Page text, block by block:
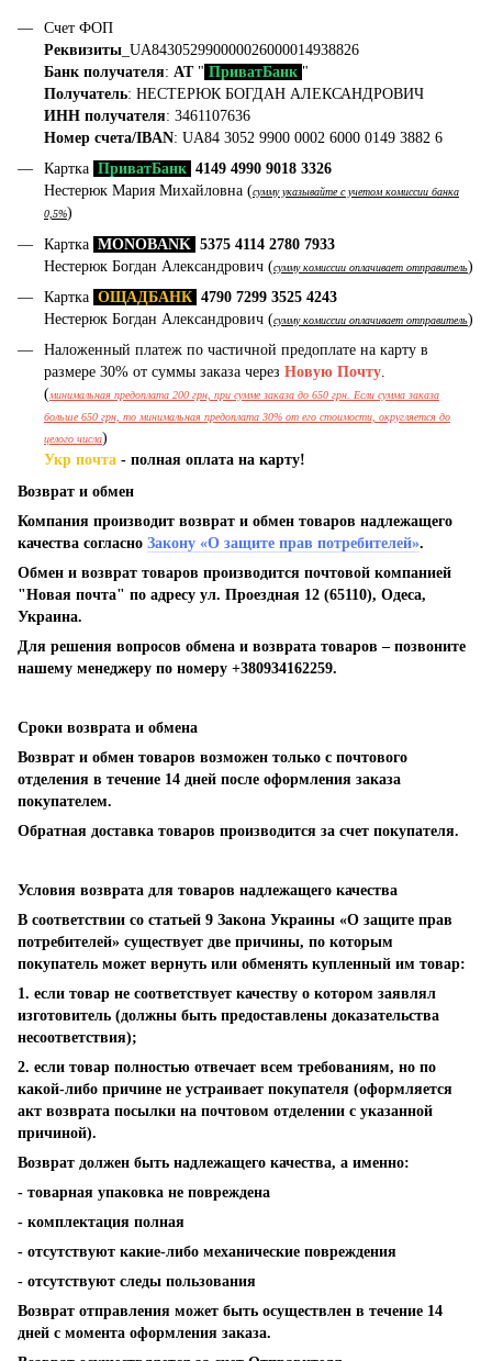
Счет ФОП
Реквизиты _UA843052990000026000014938826
Банк получателя: АТ" ПриватБанк "
Получатель: НЕСТЕРЮК БОГДАН АЛЕКСАНДРОВИЧ
ИНН получателя: 3461107636
Номер счета/IBAN: UA84 3052 9900 0002 6000 0149 3882 6
Картка ПриватБанк 4149 4990 9018 3326
Нестерюк Мария Михайловна (сумму указывайте с учетом комиссии банка
0,5%)
Картка MONOBANK 5375 4114 2780 7933
Нестерюк Богдан Александрович (сумму комиссии оплачивает отправитель)
Картка ОЩАДБАНК 4790 7299 3525 4243
Нестерюк Богдан Александрович (сумму комиссии оплачивает отправитель)
Наложенный платеж по частичной предоплате на карту в
размере 30% от суммы заказа через Новую Почту.
(минимальная предоплата 200 грн, при сумме заказа до 650 грн. Если сумма заказа
больше 650 грн, то минимальная предоплата 30% от его стоимости, округляется до
целого числа)
Укр почта - полная оплата на карту!
Возврат и обмен
Компания производит возврат и обмен товаров надлежащего
качества согласно Закону «О защите прав потребителей».
Обмен и возврат товаров производится почтовой компанией
"Новая почта" по адресу ул. Проездная 12 (65110), Одеса,
Украина.
Для решения вопросов обмена и возврата товаров – позвоните
нашему менеджеру по номеру +380934162259.
Сроки возврата и обмена
Возврат и обмен товаров возможен только с почтового
отделения в течение 14 дней после оформления заказа
покупателем.
Обратная доставка товаров производится за счет покупателя.
Условия возврата для товаров надлежащего качества
В соответствии со статьей 9 Закона Украины «О защите прав
потребителей» существует две причины, по которым
покупатель может вернуть или обменять купленный им товар:
1. если товар не соответствует качеству о котором заявлял
изготовитель (должны быть предоставлены доказательства
несоответствия);
2. если товар полностью отвечает всем требованиям, но по
какой-либо причине не устраивает покупателя (оформляется
акт возврата посылки на почтовом отделении с указанной
причиной).
Возврат должен быть надлежащего качества, а именно:
- товарная упаковка не повреждена
- комплектация полная
- отсутствуют какие-либо механические повреждения
- отсутствуют следы пользования
Возврат отправления может быть осуществлен в течение 14
дней с момента оформления заказа.